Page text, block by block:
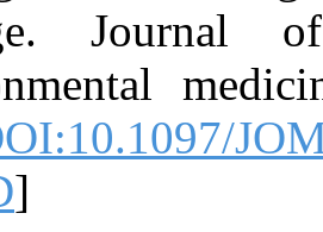
Change.
34. [
[